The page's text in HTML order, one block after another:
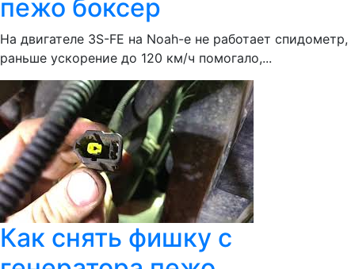
пежо боксер
На двигателе 3S-FE на Noah-e не работает спидометр,
раньше ускорение до 120 км/ч помогало,...
Как снять фишку с